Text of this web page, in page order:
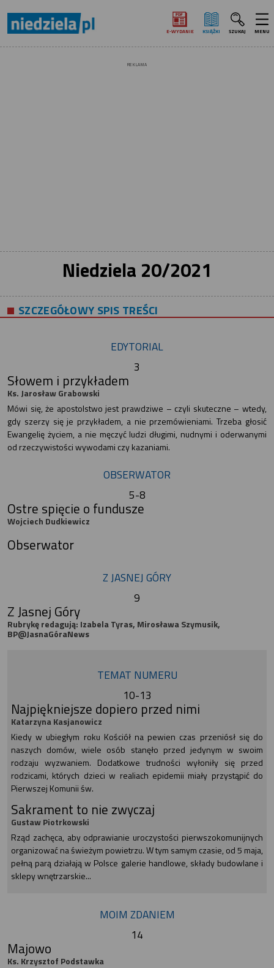
E‑WYDANIE KSIĄŻKI SZUKAJ MENU
REKLAMA
Niedziela 20/2021
SZCZEGÓŁOWY SPIS TREŚCI
EDYTORIAL
3
Słowem i przykładem
Ks. Jarosław Grabowski
Mówi się, że apostolstwo jest prawdziwe – czyli skuteczne – wtedy,
gdy szerzy się je przykładem, a nie przemówieniami. Trzeba głosić
Ewangelię życiem, a nie męczyć ludzi długimi, nudnymi i oderwanymi
od rzeczywistości wywodami czy kazaniami.
OBSERWATOR
5-8
Ostre spięcie o fundusze
Wojciech Dudkiewicz
Obserwator
Z JASNEJ GÓRY
9
Z Jasnej Góry
Rubrykę redagują: Izabela Tyras, Mirosława Szymusik,
BP@JasnaGóraNews
TEMAT NUMERU
10-13
Najpiękniejsze dopiero przed nimi
Katarzyna Kasjanowicz
Kiedy w ubiegłym roku Kościół na pewien czas przeniósł się do
naszych domów, wiele osób stanęło przed jedynym w swoim
rodzaju wyzwaniem. Dodatkowe trudności wyłoniły się przed
rodzicami, których dzieci w realiach epidemii miały przystąpić do
Pierwszej Komunii św.
Sakrament to nie zwyczaj
Gustaw Piotrkowski
Rząd zachęca, aby odprawianie uroczystości pierwszokomunijnych
organizować na świeżym powietrzu. W tym samym czasie, od 5 maja,
pełną parą działają w Polsce galerie handlowe, składy budowlane i
sklepy wnętrzarskie...
MOIM ZDANIEM
14
Majowo
Ks. Krzysztof Podstawka